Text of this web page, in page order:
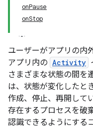
onPause
onStop
ユーザーがアプリの内
アプリ内の Activity
さまざまな状態の間を
は、状態が変化したと
作成、停止、再開して
存在するプロセスを破
認識できるようにする